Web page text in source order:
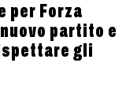
per Forza
partito e
gli